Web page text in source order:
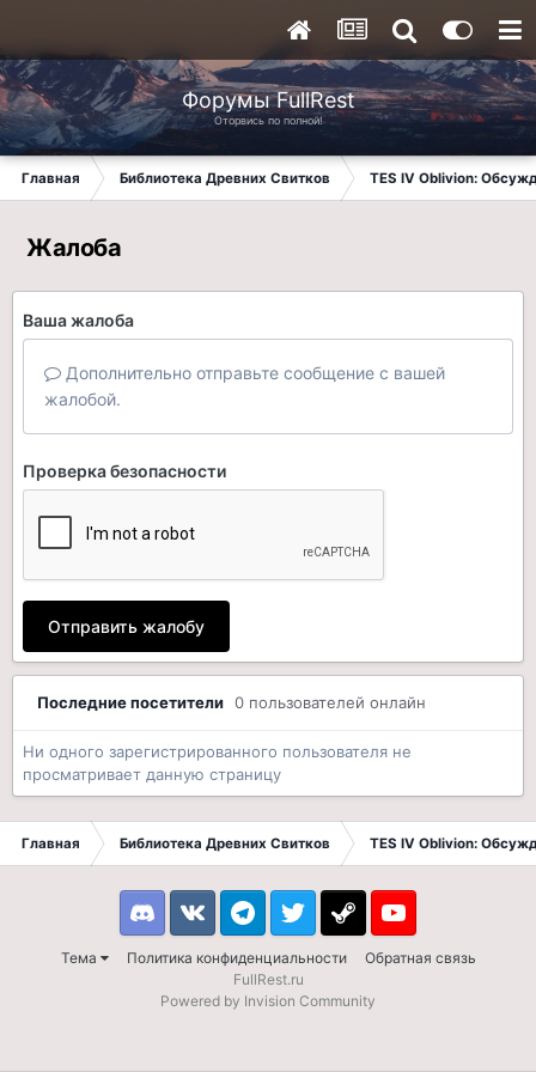
Форумы FullRest
Оторвись по полной!
Главная Библиотека Древних Свитков TES IV Oblivion:
Жалоба
Ваша жалоба
Дополнительно отправьте сообщение с вашей
жалобой.
Проверка безопасности
Отправить жалобу
Последние посетители 0 пользователей онлайн
Ни одного зарегистрированного пользователя не
просматривает данную страницу
Главная Библиотека Древних Свитков TES IV Oblivion:
Тема Политика конфиденциальности Обратная связь
DiscordVK TelegramTwitter Steam Youtube
FullRest.ru
Powered by Invision Community